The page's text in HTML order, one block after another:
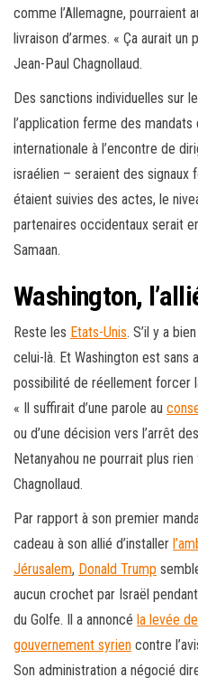
comme l’Allemagne, pourraient
livraison d’armes. « Ça aurait
Jean-Paul Chagnollaud.
Des sanctions individuelles sur
l’application ferme des
internationale à l’encontre de
israélien – seraient des signaux
étaient suivies des actes, le
partenaires occidentaux serait
Samaan.
Washington,
Reste les Etats-Unis. S’il y a
celui-là. Et Washington est sans
possibilité de réellement forcer
« Il suffirait d’une parole au
ou d’une décision vers l’arrêt
Netanyahou ne pourrait plus
Chagnollaud.
Par rapport à son premier
cadeau à son allié d’installer
Jérusalem, Donald Trump
aucun crochet par Israël
du Golfe. Il a annoncé la levée
gouvernement syrien contre
Son administration a négocié